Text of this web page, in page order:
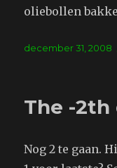
oliebollen
Geplaatst
december 31, 2008
The -2th
Nog 2 te gaan.